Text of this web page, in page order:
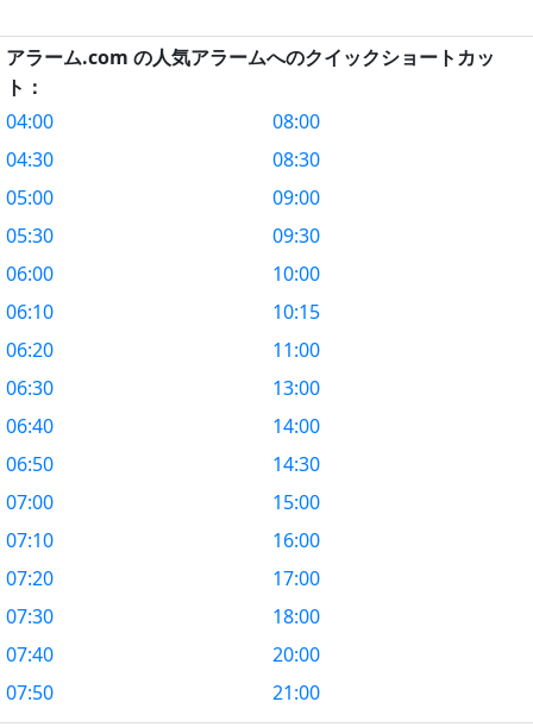
アラーム.com の人気アラームへのクイックショートカッ
ト：
04:00
04:30
05:00
05:30
06:00
06:10
06:20
06:30
06:40
06:50
07:00
07:10
07:20
07:30
07:40
07:50
08:00
08:30
09:00
09:30
10:00
10:15
11:00
13:00
14:00
14:30
15:00
16:00
17:00
18:00
20:00
21:00